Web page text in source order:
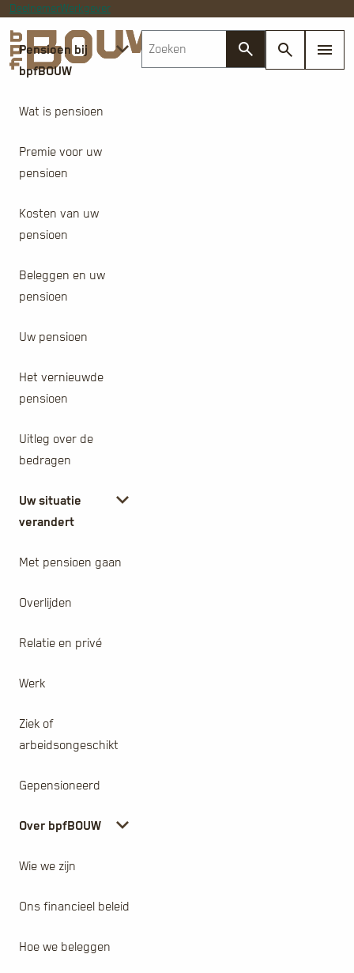
DeelnemerWerkgever
Pensioen bij
bpfBOUW
Wat is pensioen
Premie voor uw
pensioen
Kosten van uw
pensioen
Beleggen en uw
pensioen
Uw pensioen
Het vernieuwde
pensioen
Uitleg over de
bedragen
Uw situatie
verandert
Met pensioen gaan
Overlijden
Relatie en privé
Werk
Ziek of
arbeidsongeschikt
Gepensioneerd
Over bpfBOUW
Wie we zijn
Ons financieel beleid
Hoe we beleggen